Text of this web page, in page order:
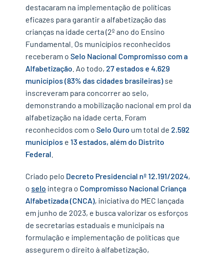
destacaram na implementação de políticas
eficazes para garantir a alfabetização das
crianças na idade certa (2º ano do Ensino
Fundamental. Os municípios reconhecidos
receberam o Selo Nacional Compromisso com a
Alfabetização . Ao todo, 27 estados e 4.629
municípios (83% das cidades brasileiras) se
inscreveram para concorrer ao selo,
demonstrando a mobilização nacional em prol da
alfabetização na idade certa. Foram
reconhecidos com o Selo Ouro um total de 2.592
municípios e 13 estados, além do Distrito
Federal
Criado pelo Decreto Presidencial nº 12.191/2024,
o selo integra o Compromisso Nacional Criança
Alfabetizada (CNCA), iniciativa do MEC lançada
em junho de 2023, e busca valorizar os esforços
de secretarias estaduais e municipais na
formulação e implementação de políticas que
assegurem o direito à alfabetização,